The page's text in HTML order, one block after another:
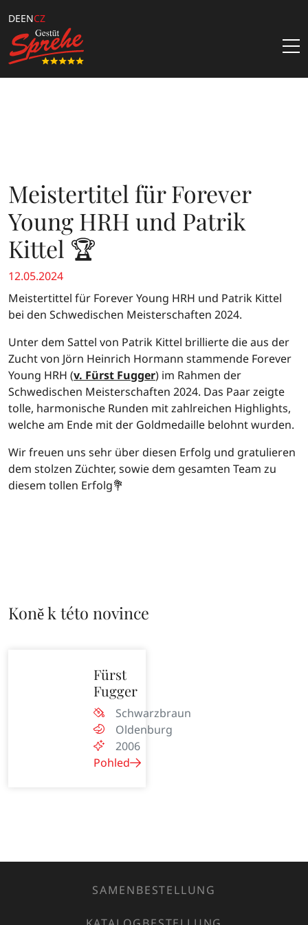
DEENCZ
Katalogbestellung
Über Uns
Team
Kontakt
Kataloge & Angebote
Züchterangebote
Downloads
Sprehe Online Fohlen Auktion
Meistertitel für Forever
Young HRH und Patrik
Kittel 🏆
12.05.2024
Meistertittel für Forever Young HRH und Patrik Kittel
bei den Schwedischen Meisterschaften 2024.
Unter dem Sattel von Patrik Kittel brillierte die aus der
Zucht von Jörn Heinrich Hormann stammende Forever
Young HRH (v. Fürst Fugger) im Rahmen der
Schwedischen Meisterschaften 2024. Das Paar zeigte
tolle, harmonische Runden mit zahlreichen Highlights,
welche am Ende mit der Goldmedaille belohnt wurden.
Wir freuen uns sehr über diesen Erfolg und gratulieren
dem stolzen Züchter, sowie dem gesamten Team zu
diesem tollen Erfolg💐
Koně k této novince
Fürst
Fugger
Schwarzbraun
Oldenburg
2006
Pohled
SAMENBESTELLUNG